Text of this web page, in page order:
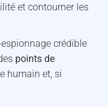
et contourner les
crédible
points de
humain et, si